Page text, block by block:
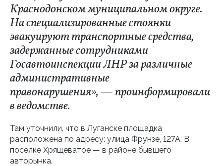
Краснодонском муниципальном округе.
На специализированные стоянки
эвакуируют транспортные средства,
задержанные сотрудниками
Госавтоинспекции ЛНР за различные
административные
правонарушения», — проинформировали
в ведомстве.
Там уточнили, что в Луганске площадка
расположена по адресу: улица Фрунзе, 127А. В
поселке Хрящеватое — в районе бывшего
авторынка.